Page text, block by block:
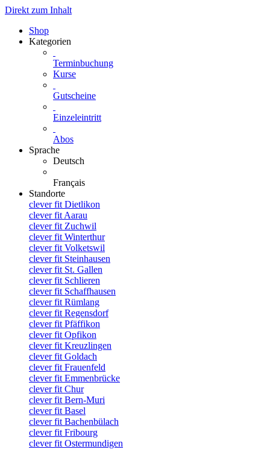
Direkt zum Inhalt
Shop
Kategorien
Terminbuchung
Kurse
Gutscheine
Einzeleintritt
Abos
Sprache
Deutsch
Français
Standorte
clever fit Dietlikon
clever fit Aarau
clever fit Zuchwil
clever fit Winterthur
clever fit Volketswil
clever fit Steinhausen
clever fit St. Gallen
clever fit Schlieren
clever fit Schaffhausen
clever fit Rümlang
clever fit Regensdorf
clever fit Pfäffikon
clever fit Opfikon
clever fit Kreuzlingen
clever fit Goldach
clever fit Frauenfeld
clever fit Emmenbrücke
clever fit Chur
clever fit Bern-Muri
clever fit Basel
clever fit Bachenbülach
clever fit Fribourg
clever fit Ostermundigen